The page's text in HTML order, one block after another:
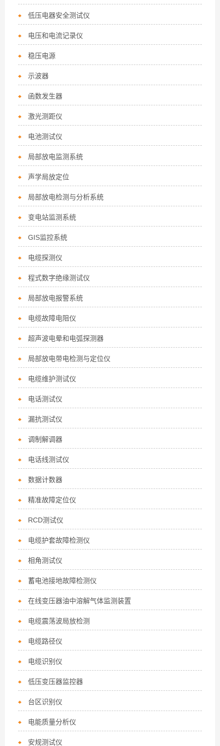
低压电器安全测试仪
电压和电流记录仪
稳压电源
示波器
函数发生器
激光测距仪
电池测试仪
局部放电监测系统
声学局放定位
局部放电检测与分析系统
变电站监测系统
GIS监控系统
电缆探测仪
程式数字绝缘测试仪
局部放电报警系统
电缆故障电阻仪
超声波电晕和电弧探测器
局部放电带电检测与定位仪
电缆维护测试仪
电话测试仪
漏抗测试仪
调制解调器
电话线测试仪
数据计数器
精准故障定位仪
RCD测试仪
电缆护套故障检测仪
相角测试仪
蓄电池接地故障检测仪
在线变压器油中溶解气体监测装置
电缆震荡波局放检测
电缆路径仪
电缆识别仪
低压变压器监控器
台区识别仪
电能质量分析仪
安规测试仪